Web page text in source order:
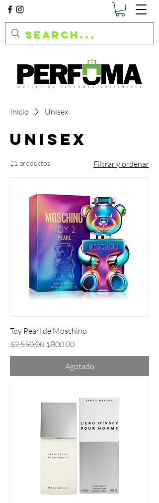
Inicio Unisex
Unisex
21 productos Filtrar y ordenar
Toy Pearl de Moschino
Precio
$2,550.00 Precio de oferta
$800.00
Agotado